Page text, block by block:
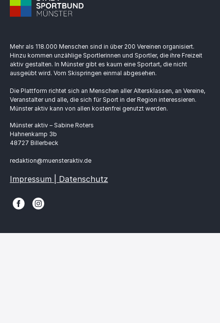
Mehr als 118.000 Menschen sind in über 200 Vereinen organisiert.
Hinzu kommen unzählige Sportlerinnen und Sportler, die ihre Freizeit
aktiv gestalten. In Münster gibt es kaum eine Sportart, die nicht
ausgeübt wird. Vom Skispringen einmal abgesehen.
Die Plattform richtet sich an Menschen aller Altersklassen, an Vereine,
Veranstalter und alle, die sich für Sport in der Region interessieren.
Münster aktiv kann von allen kostenfrei genutzt werden.
Münster aktiv – Sabine Roters
Hahnenkamp 3b
48727 Billerbeck
redaktion@muensteraktiv.de
Impressum | Datenschutz